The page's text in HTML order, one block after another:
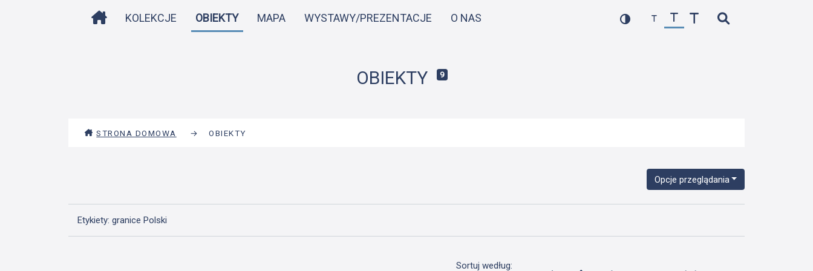
do
STRONA DOMOWA
KOLEKCJE OBIEKTY MAPA WYSTAWY/PREZENTACJE O NAS
OBIEKTY 9
STRONA DOMOWA → OBIEKTY
Opcje przeglądania
Etykiety: granice Polski
Sortuj według: